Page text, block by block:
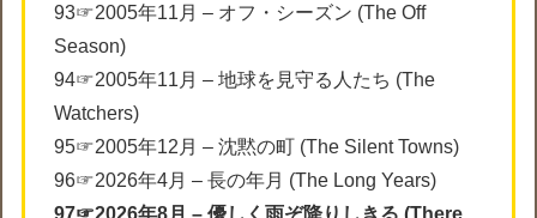
93☞2005年11月 – オフ・シーズン (The Off
Season)
94☞2005年11月 – 地球を見守る人たち (The
Watchers)
95☞2005年12月 – 沈黙の町 (The Silent Towns)
96☞2026年4月 – 長の年月 (The Long Years)
97☞2026年8月 – 優しく雨ぞ降りしきる (There